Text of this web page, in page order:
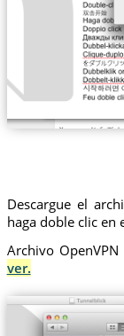
Descargue el
haga doble clic en
Archivo OpenVPN
ver.